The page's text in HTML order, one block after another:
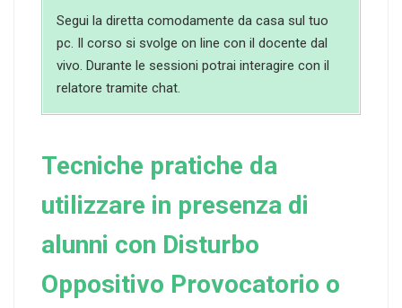
Segui la diretta comodamente da casa sul tuo
pc. Il corso si svolge on line con il docente dal
vivo. Durante le sessioni potrai interagire con il
relatore tramite chat.
Tecniche pratiche da
utilizzare in presenza di
alunni con Disturbo
Oppositivo Provocatorio o